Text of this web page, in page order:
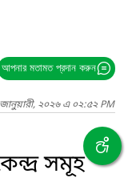
আপনার মতামত প্রদান করুন
জানুয়ারী, ২০২৬ এ ০২:৫২ PM
সমূহ